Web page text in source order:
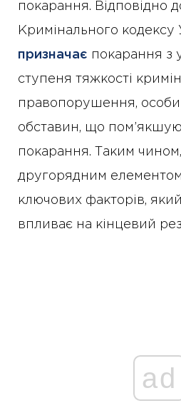
покарання. Відповідно
Кримінального кодексу
призначає покарання з
ступеня тяжкості
правопорушення, особи
обставин, що
покарання. Таким
другорядним
ключових факторів,
впливає на кінцевий
ad